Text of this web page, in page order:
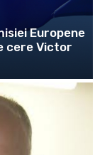
Europene
cere Victor